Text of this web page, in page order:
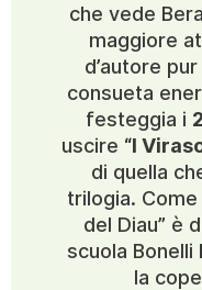
che vede
maggiore
d’autore
consueta
festeggia i
uscire “I
di quella
trilogia. Come
del Diau” è
scuola Bonelli
la